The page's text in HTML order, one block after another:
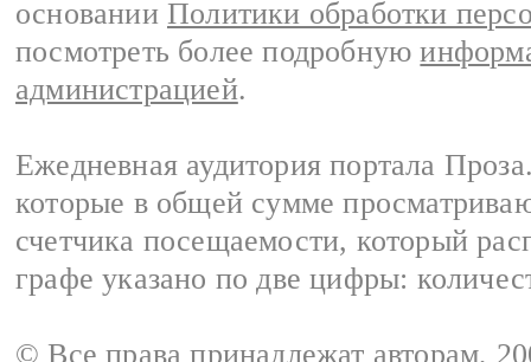
основании Политики обработки
посмотреть более подробную
администрацией.
Ежедневная аудитория портала
которые в общей сумме
счетчика посещаемости, который
графе указано по две цифры:
© Все права принадлежат авторам,